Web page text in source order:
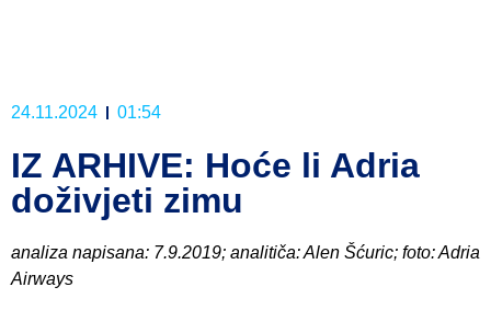
24.11.2024 01:54
IZ ARHIVE: Hoće li Adria
doživjeti zimu
analiza napisana: 7.9.2019; analitiča: Alen Šćuric; foto: Adria
Airways